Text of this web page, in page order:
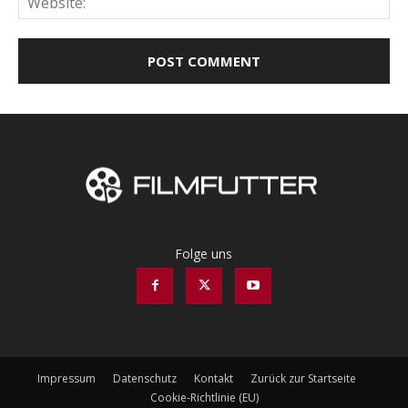
Folge uns
Impressum Datenschutz Kontakt
Zurück zur Startseite
Cookie-Richtlinie (EU)